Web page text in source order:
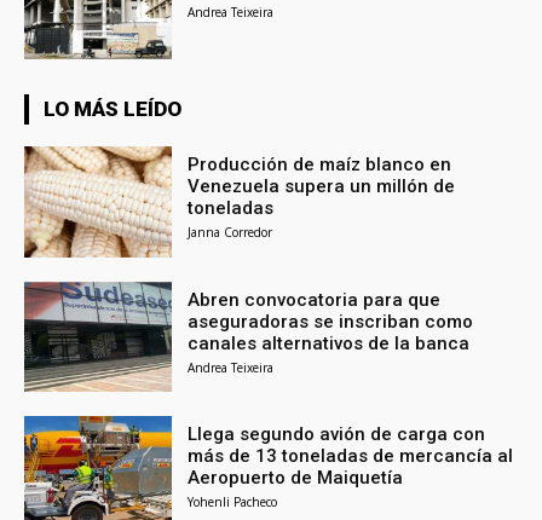
Andrea Teixeira
LO MÁS LEÍDO
Producción de maíz blanco en
Venezuela supera un millón de
toneladas
Janna Corredor
Abren convocatoria para que
aseguradoras se inscriban como
canales alternativos de la banca
Andrea Teixeira
Llega segundo avión de carga con
más de 13 toneladas de mercancía al
Aeropuerto de Maiquetía
Yohenli Pacheco